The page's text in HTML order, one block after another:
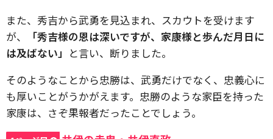
また、秀吉から武勇を見込まれ、スカウトを受けます
が、
「秀吉様の恩は深いですが、家康様と歩んだ月日に
は及ばない」 と言い、断りました。
そのようなことから忠勝は、武勇だけでなく、忠義心に
も厚いことがうかがえます。忠勝のような家臣を持った
家康は、さぞ果報者だったことでしょう。